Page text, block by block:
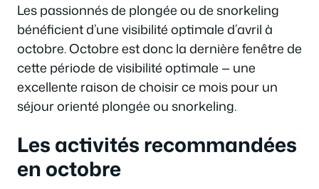
Les passionnés de plongée ou de snorkeling
bénéficient d’une visibilité optimale d’avril à
octobre. Octobre est donc la dernière fenêtre de
cette période de visibilité optimale — une
excellente raison de choisir ce mois pour un
séjour orienté plongée ou snorkeling.
Les activités recommandées
en octobre